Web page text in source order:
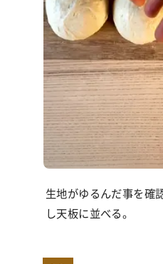
生地がゆるんだ事を確
し天板に並べる。